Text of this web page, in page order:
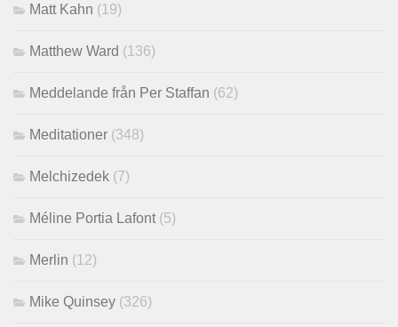
Matt Kahn (19)
Matthew Ward (136)
Meddelande från Per Staffan (62)
Meditationer (348)
Melchizedek (7)
Méline Portia Lafont (5)
Merlin (12)
Mike Quinsey (326)